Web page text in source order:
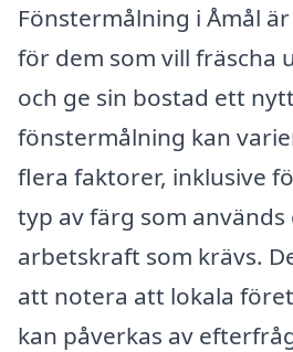
Fönstermålning i Åmål
för dem som vill fräscha
och ge sin bostad ett
fönstermålning kan
flera faktorer, inklusive
typ av färg som används
arbetskraft som krävs.
att notera att lokala
kan påverkas av